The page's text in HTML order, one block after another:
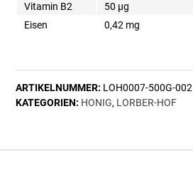
Vitamin B2
50 µg
Eisen
0,42 mg
ARTIKELNUMMER: LOH0007-500G-002
KATEGORIEN: HONIG, LORBER-HOF